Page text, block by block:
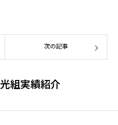
次の記事
組実績紹介